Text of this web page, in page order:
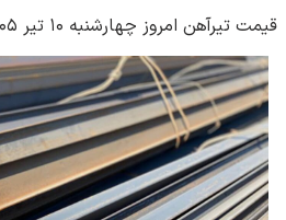
قیمت تیرآهن امروز چهارشنبه ۱۰ تیر ۱۴۰۵ اعلام شد.